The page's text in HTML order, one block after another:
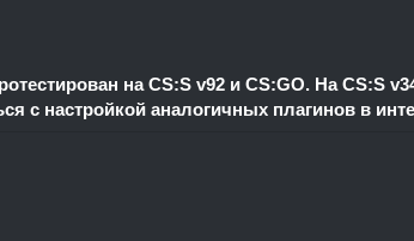
на CS:S v92 и CS:GO. На CS:S
с настройкой аналогичных плагинов в